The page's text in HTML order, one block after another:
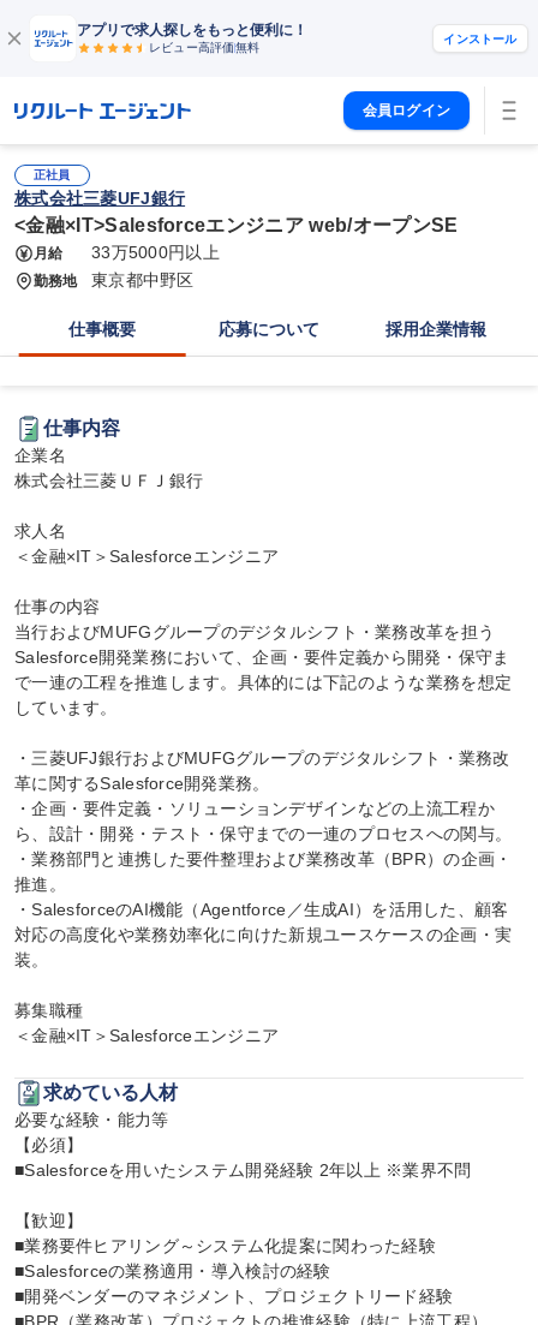
アプリで求人探しをもっと便利に！
レビュー高評価無料
インストール
会員ログイン
正社員
株式会社三菱UFJ銀行
<金融×IT>Salesforceエンジニア web/オープンSE
月給 33万5000円以上
勤務地 東京都中野区
仕事概要 応募について 採用企業情報
仕事内容
企業名
株式会社三菱ＵＦＪ銀行
求人名
＜金融×IT＞Salesforceエンジニア
仕事の内容
当行およびMUFGグループのデジタルシフト・業務改革を担う
Salesforce開発業務において、企画・要件定義から開発・保守ま
で一連の工程を推進します。具体的には下記のような業務を想定
しています。
・三菱UFJ銀行およびMUFGグループのデジタルシフト・業務改
革に関するSalesforce開発業務。
・企画・要件定義・ソリューションデザインなどの上流工程か
ら、設計・開発・テスト・保守までの一連のプロセスへの関与。
・業務部門と連携した要件整理および業務改革（BPR）の企画・
推進。
・SalesforceのAI機能（Agentforce／生成AI）を活用した、顧客
対応の高度化や業務効率化に向けた新規ユースケースの企画・実
装。
募集職種
＜金融×IT＞Salesforceエンジニア
求めている人材
必要な経験・能力等
【必須】
■Salesforceを用いたシステム開発経験 2年以上 ※業界不問
【歓迎】
■業務要件ヒアリング～システム化提案に関わった経験
■Salesforceの業務適用・導入検討の経験
■開発ベンダーのマネジメント、プロジェクトリード経験